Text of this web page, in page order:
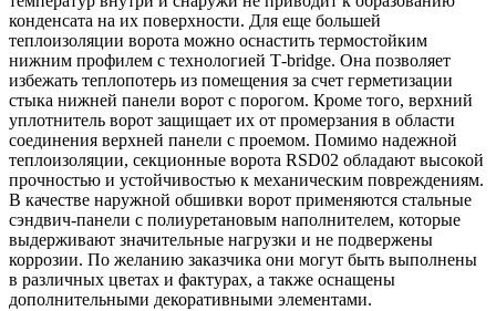
конденсата на их поверхности. Для еще большей
теплоизоляции ворота можно оснастить термостойким
нижним профилем с технологией Т-bridge. Она позволяет
избежать теплопотерь из помещения за счет герметизации
стыка нижней панели ворот с порогом. Кроме того, верхний
уплотнитель ворот защищает их от промерзания в области
соединения верхней панели с проемом. Помимо надежной
теплоизоляции, секционные ворота RSD02 обладают высокой
прочностью и устойчивостью к механическим повреждениям.
В качестве наружной обшивки ворот применяются стальные
сэндвич-панели с полиуретановым наполнителем, которые
выдерживают значительные нагрузки и не подвержены
коррозии. По желанию заказчика они могут быть выполнены
в различных цветах и фактурах, а также оснащены
дополнительными декоративными элементами.